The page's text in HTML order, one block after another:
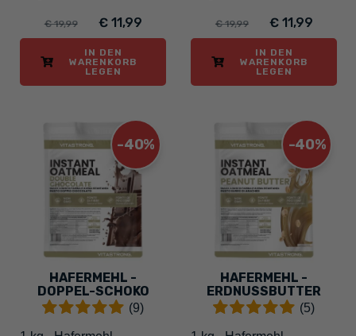
€ 19,99 € 11,99
IN DEN
WARENKORB
LEGEN
€ 19,99 € 11,99
IN DEN
WARENKORB
LEGEN
-40%
HAFERMEHL -
DOPPEL-SCHOKO
(9)
-40%
HAFERMEHL -
ERDNUSSBUTTER
(5)